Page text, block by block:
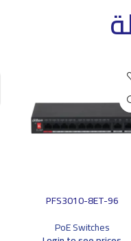
PFS3010-8ET-96
PoE Switches